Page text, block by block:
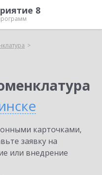
8
карточками,
заявку на
или внедрение